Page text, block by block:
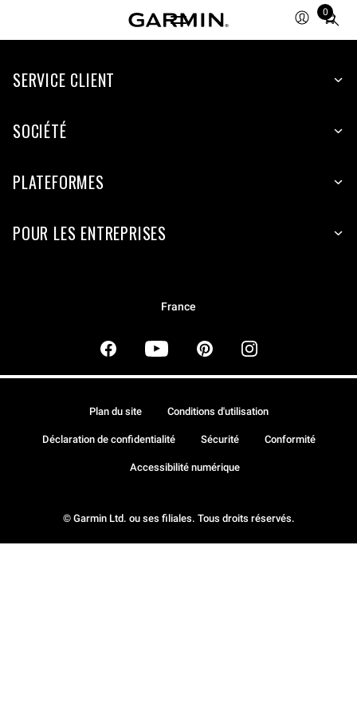
0
Total
items
cart:
SERVICE CLIENT
SOCIÉTÉ
PLATEFORMES
POUR LES ENTREPRISES
France
© Garmin Ltd. ou ses filiales. Tous droits réservés.
Plan du site Conditions d'utilisation
Déclaration de confidentialité Sécurité Conformité
Accessibilité numérique